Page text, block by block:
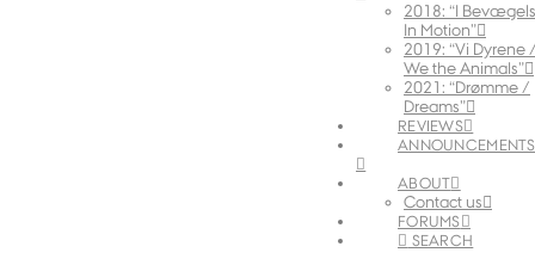
2018: “I
In Motion”
2019: “Vi Dyrene /
We the Animals”
2021: “Drømme /
Dreams”
REVIEWS
ANNOUNCEMENTS
ABOUT
Contact us
FORUMS
SEARCH